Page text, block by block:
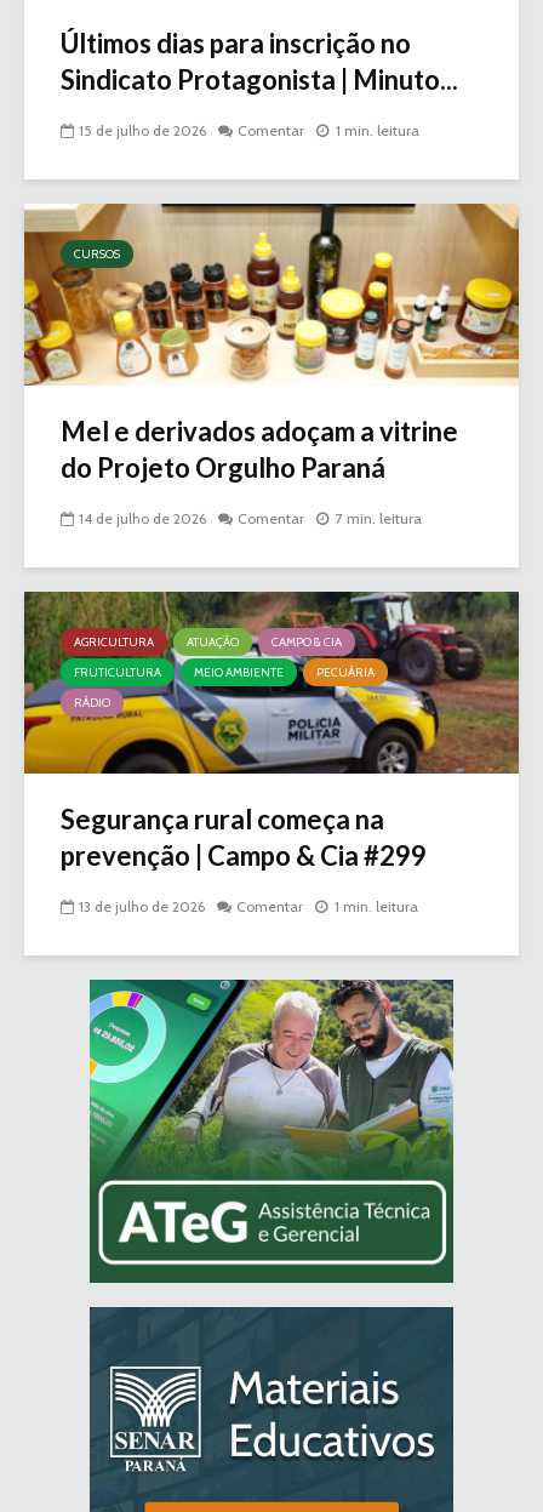
Últimos dias para inscrição no
Sindicato Protagonista | Minuto...
15 de julho de 2026 Comentar 1 min. leitura
CURSOS
Mel e derivados adoçam a vitrine
do Projeto Orgulho Paraná
14 de julho de 2026 Comentar 7 min. leitura
AGRICULTURA ATUAÇÃO
CAMPO & CIA
FRUTICULTURA
MEIO AMBIENTE
PECUÁRIA
RÁDIO
Segurança rural começa na
prevenção | Campo & Cia #299
13 de julho de 2026 Comentar 1 min. leitura